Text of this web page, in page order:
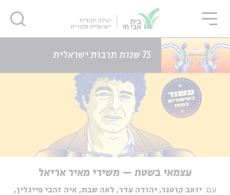
75 שנות תרבות ישראלית
דף הבית אירועים עצמאי בשטח – משירי מאיר אריאל
עצמאי בשטח – משירי מאיר אריאל
עם: יואב קוטנר, יהודה עדר, לאה שבת, איה זהבי פייגלין,
סגור